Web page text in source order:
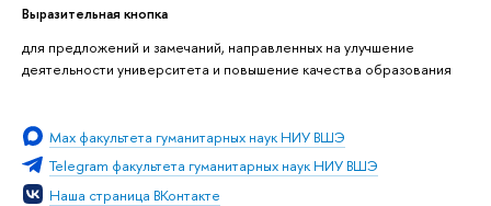
Выразительная кнопка
для предложений и замечаний, направленных на улучшение
деятельности университета и повышение качества образования
Мах факультета гуманитарных наук НИУ ВШЭ
Telegram факультета гуманитарных наук НИУ ВШЭ
Наша страница ВКонтакте